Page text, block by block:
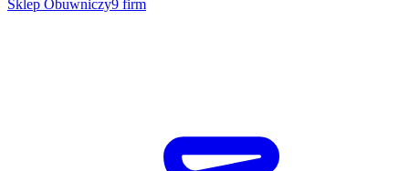
Sklep Obuwniczy9 firm